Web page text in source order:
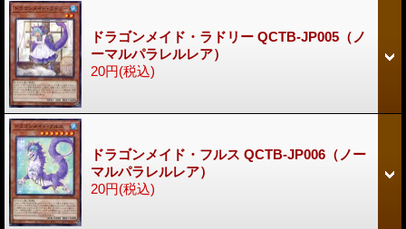
ドラゴンメイド・ラドリー QCTB-JP005（ノ
ーマルパラレルレア）
20円(税込)
ドラゴンメイド・フルス QCTB-JP006（ノー
マルパラレルレア）
20円(税込)